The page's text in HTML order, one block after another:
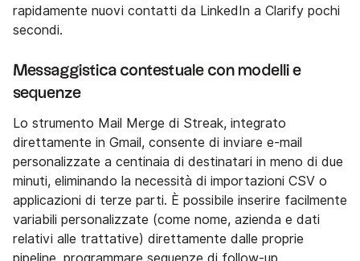
rapidamente nuovi contatti da LinkedIn a Clarify pochi
secondi.
Messaggistica contestuale con modelli e
sequenze
Lo strumento Mail Merge di Streak, integrato
direttamente in Gmail, consente di inviare e-mail
personalizzate a centinaia di destinatari in meno di due
minuti, eliminando la necessità di importazioni CSV o
applicazioni di terze parti. È possibile inserire facilmente
variabili personalizzate (come nome, azienda e dati
relativi alle trattative) direttamente dalle proprie